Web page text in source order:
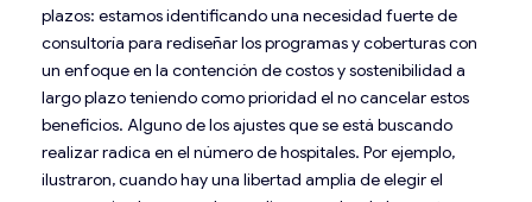
plazos: estamos identificando una necesidad fuerte de
consultoría para rediseñar los programas y coberturas con
un enfoque en la contención de costos y sostenibilidad a
largo plazo teniendo como prioridad el no cancelar estos
beneficios. Alguno de los ajustes que se está buscando
realizar radica en el número de hospitales. Por ejemplo,
ilustraron, cuando hay una libertad amplia de elegir el